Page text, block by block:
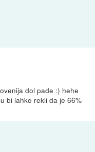
dol pade :) hehe
bi lahko rekli da je 66%